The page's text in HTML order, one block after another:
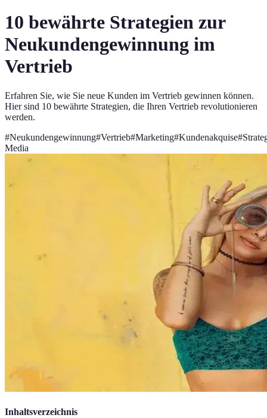
10 bewährte Strategien zur
Neukundengewinnung im
Vertrieb
Erfahren Sie, wie Sie neue Kunden im Vertrieb gewinnen können.
Hier sind 10 bewährte Strategien, die Ihren Vertrieb revolutionieren
werden.
#Neukundengewinnung#Vertrieb#Marketing#Kundenakquise#
Media
Inhaltsverzeichnis